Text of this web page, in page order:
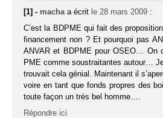
[1] - macha a écrit le 28 mars 2009 :
C’est la BDPME qui fait des
financement non ? Et pourquoi pas
ANVAR et BDPME pour OSEO… On
PME comme soustraitantes autour…
trouvait cela génial. Maintenant il
voire en tant que fonds propres des
toute façon un très bel homme….
Répondre ici